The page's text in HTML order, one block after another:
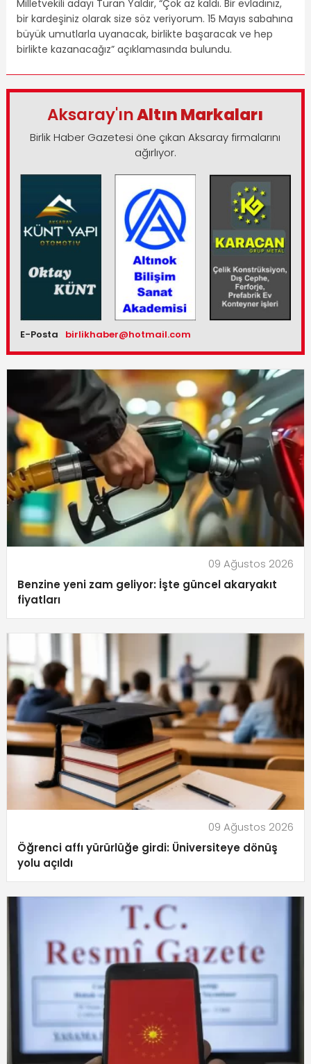
Milletvekili adayı Turan Yaldır, “Çok az kaldı. Bir evladınız,
bir kardeşiniz olarak size söz veriyorum. 15 Mayıs sabahına
büyük umutlarla uyanacak, birlikte başaracak ve hep
birlikte kazanacağız” açıklamasında bulundu.
Aksaray'ınAltın Markaları
Birlik Haber Gazetesi öne çıkan Aksaray firmalarını
ağırlıyor.
E-Posta birlikhaber@hotmail.com
09 Ağustos 2026
Benzine yeni zam geliyor: İşte güncel akaryakıt
fiyatları
09 Ağustos 2026
Öğrenci affı yürürlüğe girdi: Üniversiteye dönüş
yolu açıldı